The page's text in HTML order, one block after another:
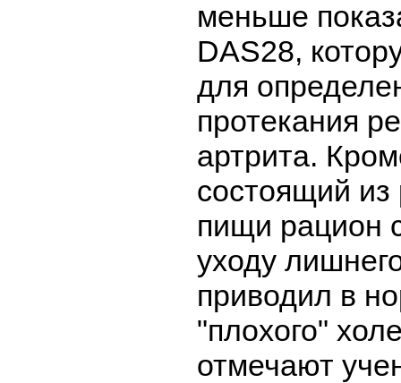
меньше
DAS28,
для
протекания
артрита.
состоящий из
пищи рацион
уходу
приводил в
"плохого"
отмечают